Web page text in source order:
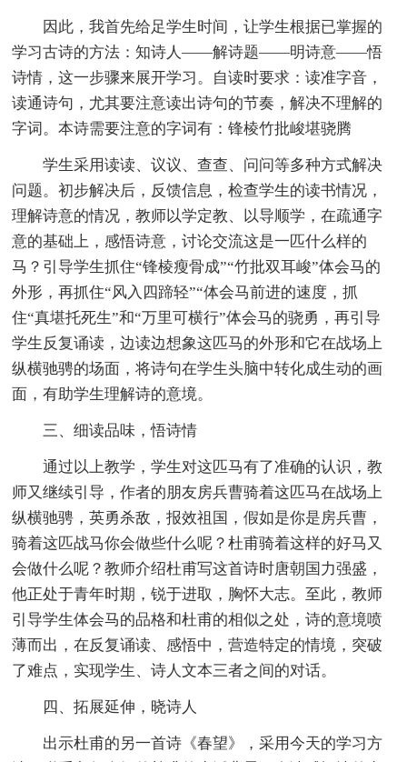
因此，我首先给足学生时间，让学生根据已掌握的
学习古诗的方法：知诗人——解诗题——明诗意——悟
诗情，这一步骤来展开学习。自读时要求：读准字音，
读通诗句，尤其要注意读出诗句的节奏，解决不理解的
字词。本诗需要注意的字词有：锋棱竹批峻堪骁腾
学生采用读读、议议、查查、问问等多种方式解决
问题。初步解决后，反馈信息，检查学生的读书情况，
理解诗意的情况，教师以学定教、以导顺学，在疏通字
意的基础上，感悟诗意，讨论交流这是一匹什么样的
马？引导学生抓住“锋棱瘦骨成”“竹批双耳峻”体会马的
外形，再抓住“风入四蹄轻”“体会马前进的速度，抓
住“真堪托死生”和“万里可横行”体会马的骁勇，再引导
学生反复诵读，边读边想象这匹马的外形和它在战场上
纵横驰骋的场面，将诗句在学生头脑中转化成生动的画
面，有助学生理解诗的意境。
三、细读品味，悟诗情
通过以上教学，学生对这匹马有了准确的认识，教
师又继续引导，作者的朋友房兵曹骑着这匹马在战场上
纵横驰骋，英勇杀敌，报效祖国，假如是你是房兵曹，
骑着这匹战马你会做些什么呢？杜甫骑着这样的好马又
会做什么呢？教师介绍杜甫写这首诗时唐朝国力强盛，
他正处于青年时期，锐于进取，胸怀大志。至此，教师
引导学生体会马的品格和杜甫的相似之处，诗的意境喷
薄而出，在反复诵读、感悟中，营造特定的情境，突破
了难点，实现学生、诗人文本三者之间的对话。
四、拓展延伸，晓诗人
出示杜甫的另一首诗《春望》，采用今天的学习方